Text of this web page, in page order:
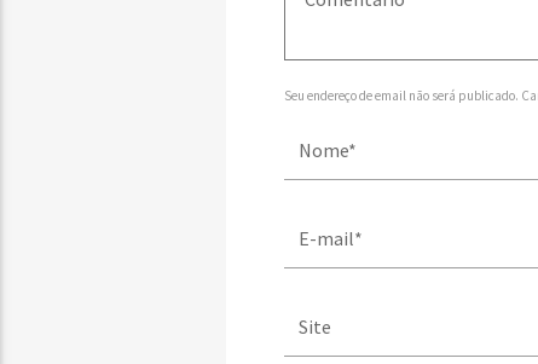
Seu endereço de email não será publicado.